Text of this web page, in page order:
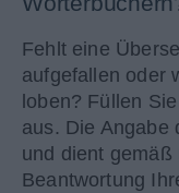
Fehlt eine
aufgefallen oder
loben? Füllen
aus. Die Angabe
und dient
Beantwortung